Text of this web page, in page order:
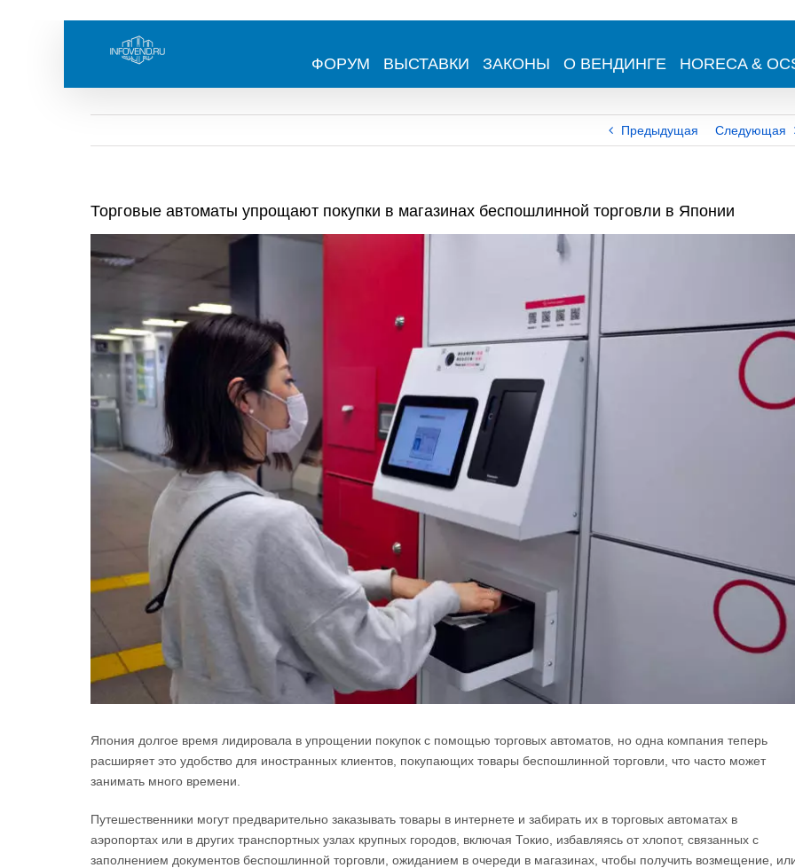
content
ФОРУМ ВЫСТАВКИ ЗАКОНЫ О ВЕНДИНГЕ HORECA &
Предыдущая Следующая
Торговые автоматы упрощают покупки в магазинах беспошлинной торговли в Японии
Larger
Япония долгое время лидировала в упрощении покупок с помощью торговых автоматов, но одна компания теперь
расширяет это удобство для иностранных клиентов, покупающих товары беспошлинной торговли, что часто может
занимать много времени.
Путешественники могут предварительно заказывать товары в интернете и забирать их в торговых автоматах в
аэропортах или в других транспортных узлах крупных городов, включая Токио, избавляясь от хлопот, связанных с
заполнением документов беспошлинной торговли, ожиданием в очереди в магазинах, чтобы получить возмещение,